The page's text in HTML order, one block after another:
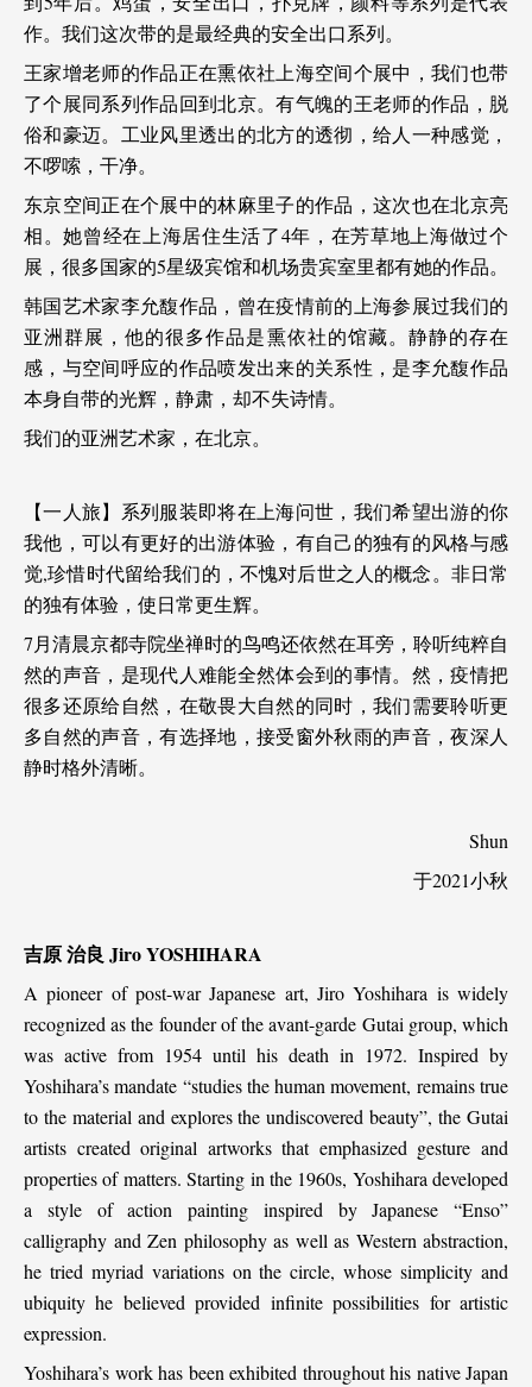
作。我们这次带的是最经典的安全出口系列。
王家增老师的作品正在熏依社上海空间个展中，我们也带
了个展同系列作品回到北京。有气魄的王老师的作品，脱
俗和豪迈。工业风里透出的北方的透彻，给人一种感觉，
不啰嗦，干净。
东京空间正在个展中的林麻里子的作品，这次也在北京亮
相。她曾经在上海居住生活了4年，在芳草地上海做过个
展，很多国家的5星级宾馆和机场贵宾室里都有她的作品。
韩国艺术家李允馥作品，曾在疫情前的上海参展过我们的
亚洲群展，他的很多作品是熏依社的馆藏。静静的存在
感，与空间呼应的作品喷发出来的关系性，是李允馥作品
本身自带的光辉，静肃，却不失诗情。
我们的亚洲艺术家，在北京。
【一人旅】系列服装即将在上海问世，我们希望出游的你
我他，可以有更好的出游体验，有自己的独有的风格与感
觉,珍惜时代留给我们的，不愧对后世之人的概念。非日常
的独有体验，使日常更生辉。
7月清晨京都寺院坐禅时的鸟鸣还依然在耳旁，聆听纯粹自
然的声音，是现代人难能全然体会到的事情。然，疫情把
很多还原给自然，在敬畏大自然的同时，我们需要聆听更
多自然的声音，有选择地，接受窗外秋雨的声音，夜深人
静时格外清晰。
Shun
于2021小秋
吉原治良 Jiro YOSHIHARA
A pioneer of post-war Japanese art, Jiro Yoshihara is widely
recognized as the founder of the avant-garde Gutai group, which
was active from 1954 until his death in 1972. Inspired by
Yoshihara’s mandate “studies the human movement, remains true
to the material and explores the undiscovered beauty”, the Gutai
artists created original artworks that emphasized gesture and
properties of matters. Starting in the 1960s, Yoshihara developed
a style of action painting inspired by Japanese “Enso”
calligraphy and Zen philosophy as well as Western abstraction,
he tried myriad variations on the circle, whose simplicity and
ubiquity he believed provided infinite possibilities for artistic
expression.
Yoshihara’s work has been exhibited throughout his native Japan